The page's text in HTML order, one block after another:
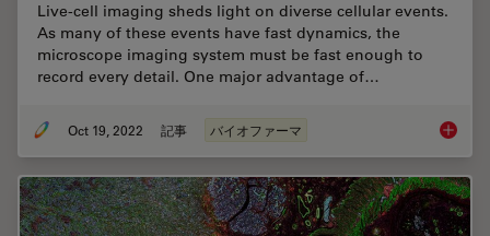
Live-cell imaging sheds light on diverse cellular events.
As many of these events have fast dynamics, the
microscope imaging system must be fast enough to
record every detail. One major advantage of…
Oct 19, 2022 記事 バイオファーマ How to